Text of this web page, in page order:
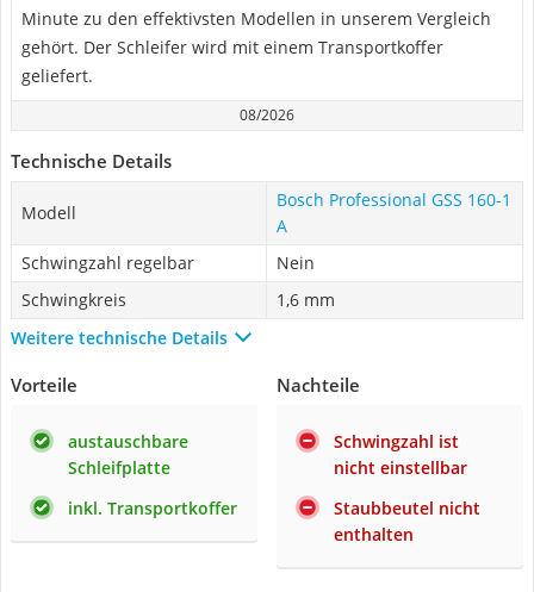
Minute zu den effektivsten Modellen in unserem Vergleich
gehört. Der Schleifer wird mit einem Transportkoffer
geliefert.
08/2026
Technische Details
Modell
Bosch Professional GSS 160-1
A
Schwingzahl regelbar
Nein
Schwingkreis
1,6 mm
Weitere technische Details
Vorteile
austauschbare
Schleifplatte
inkl. Transportkoffer
Nachteile
Schwingzahl ist
nicht einstellbar
Staubbeutel nicht
enthalten